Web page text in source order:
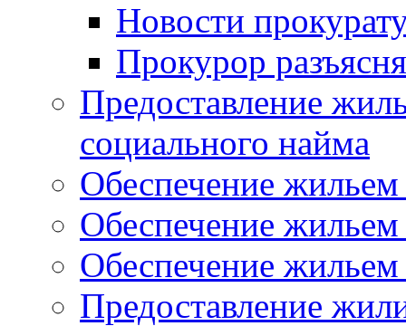
Новости
Прокурор
Предоставление
социального найма
Обеспечение
Обеспечение
Обеспечение жильем
Предоставление